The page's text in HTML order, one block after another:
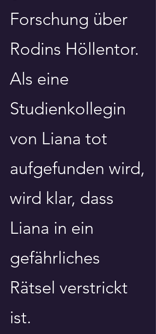
Forschung über
Rodins Höllentor.
Als eine
Studienkollegin
von Liana tot
aufgefunden wird,
wird klar, dass
Liana in ein
gefährliches
Rätsel verstrickt
ist.